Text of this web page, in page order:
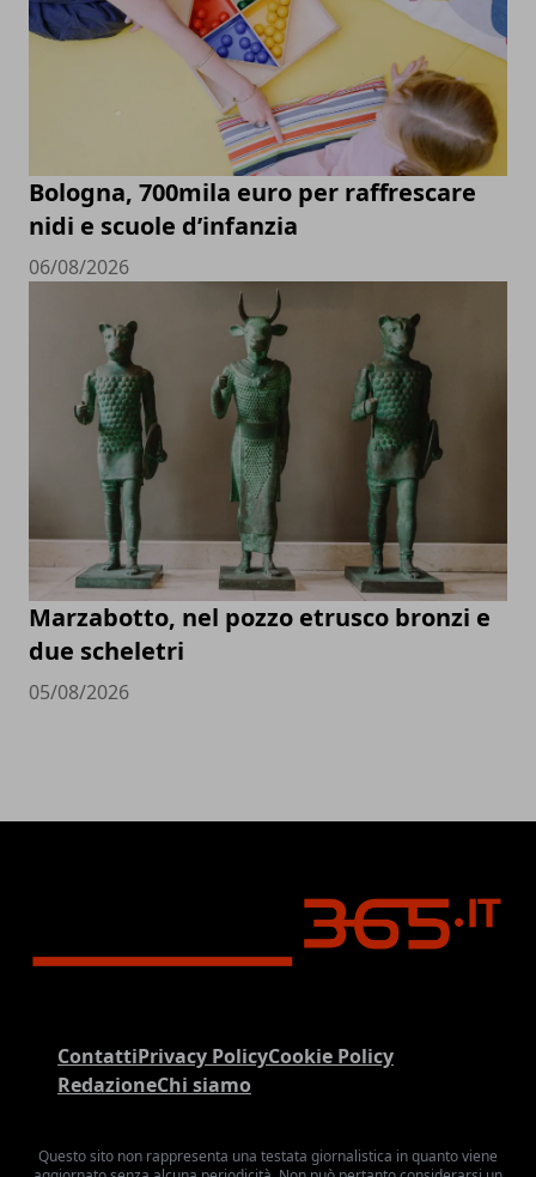
Bologna, 700mila euro per raffrescare
nidi e scuole d’infanzia
06/08/2026
Marzabotto, nel pozzo etrusco bronzi e
due scheletri
05/08/2026
ContattiPrivacy PolicyCookie Policy
RedazioneChi siamo
Questo sito non rappresenta una testata giornalistica in quanto viene